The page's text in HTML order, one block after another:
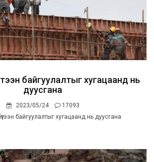
байгуулалтыг хугацаанд нь
дуусгана
2023/05/24
17093
байгуулалтыг хугацаанд нь дуусгана